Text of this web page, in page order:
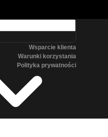
Wsparcie klienta
Warunki korzystania
Polityka prywatności